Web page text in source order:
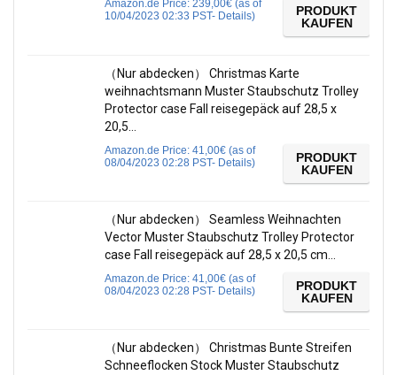
Amazon.de Price: 239,00€ (as of
10/04/2023 02:33 PST- Details)
PRODUKT
KAUFEN
（Nur abdecken） Christmas Karte
weihnachtsmann Muster Staubschutz Trolley
Protector case Fall reisegepäck auf 28,5 x
20,5…
Amazon.de Price: 41,00€ (as of
08/04/2023 02:28 PST- Details)
PRODUKT
KAUFEN
（Nur abdecken） Seamless Weihnachten
Vector Muster Staubschutz Trolley Protector
case Fall reisegepäck auf 28,5 x 20,5 cm…
Amazon.de Price: 41,00€ (as of
08/04/2023 02:28 PST- Details)
PRODUKT
KAUFEN
（Nur abdecken） Christmas Bunte Streifen
Schneeflocken Stock Muster Staubschutz